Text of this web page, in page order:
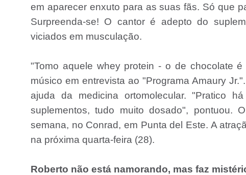
em aparecer enxuto para as suas fãs. Só que
Surpreenda-se! O cantor é adepto do
viciados em musculação.
"Tomo aquele whey protein - o de chocolate
músico em entrevista ao "Programa Amaury
ajuda da medicina ortomolecular. "Pratico
suplementos, tudo muito dosado", pontuou.
semana, no Conrad, em Punta del Este. A
na próxima quarta-feira (28).
Roberto não está namorando, mas faz